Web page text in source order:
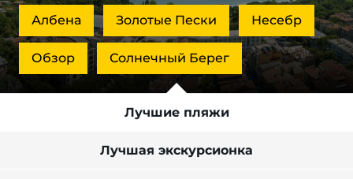
Албена Золотые Пески Несебр
Обзор Солнечный Берег
Лучшие пляжи
Лучшая экскурсионка